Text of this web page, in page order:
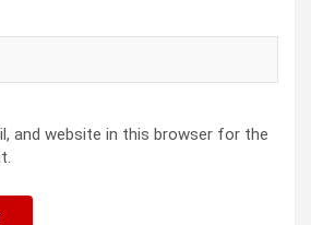
and website in this browser for the